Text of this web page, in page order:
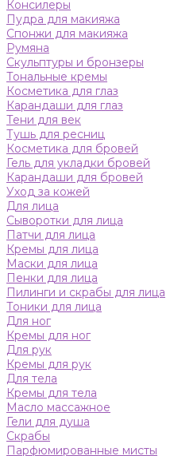
Консилеры
Пудра для макияжа
Спонжи для макияжа
Румяна
Скульптуры и бронзеры
Тональные кремы
Косметика для глаз
Карандаши для глаз
Тени для век
Тушь для ресниц
Косметика для бровей
Гель для укладки бровей
Карандаши для бровей
Уход за кожей
Для лица
Сыворотки для лица
Патчи для лица
Кремы для лица
Маски для лица
Пенки для лица
Пилинги и скрабы для лица
Тоники для лица
Для ног
Кремы для ног
Для рук
Кремы для рук
Для тела
Кремы для тела
Масло массажное
Гели для душа
Скрабы
Парфюмированные мисты